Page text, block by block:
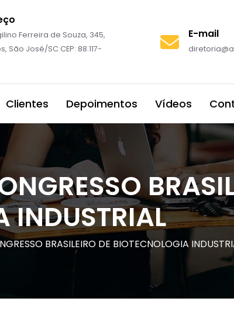
Ferreira de Souza, 345,
São José/SC CEP: 88.117-
E-mail
Clientes Depoimentos Vídeos
INDUSTRIAL
BRASILEIRO DE BIOTECNOLOGIA